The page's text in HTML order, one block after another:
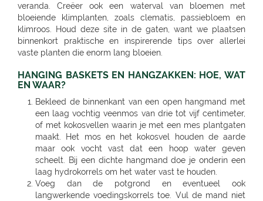
veranda. Creëer ook een waterval van bloemen met
bloeiende klimplanten, zoals clematis, passiebloem en
klimroos. Houd deze site in de gaten, want we plaatsen
binnenkort praktische en inspirerende tips over allerlei
vaste planten die enorm lang bloeien.
HANGING BASKETS EN HANGZAKKEN: HOE, WAT
EN WAAR?
Bekleed de binnenkant van een open hangmand met
een laag vochtig veenmos van drie tot vijf centimeter,
of met kokosvellen waarin je met een mes plantgaten
maakt. Het mos en het kokosvel houden de aarde
maar ook vocht vast dat een hoop water geven
scheelt. Bij een dichte hangmand doe je onderin een
laag hydrokorrels om het water vast te houden.
Voeg dan de potgrond en eventueel ook
langwerkende voedingskorrels toe. Vul de mand niet